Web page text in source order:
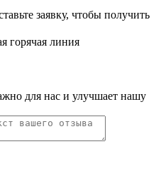
заявку, чтобы получить
горячая линия
для нас и улучшает нашу